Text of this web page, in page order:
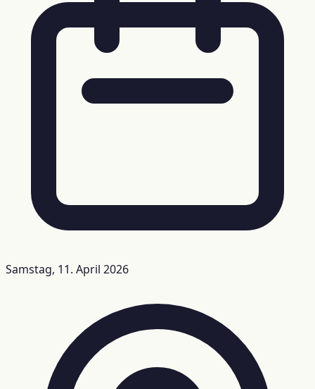
Samstag, 11. April 2026